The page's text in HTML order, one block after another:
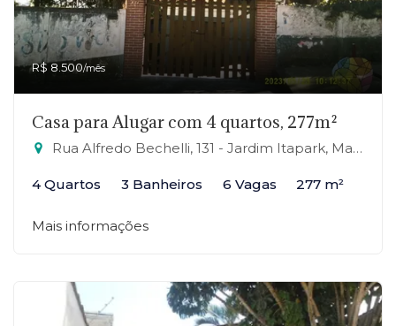
R$ 8.500/mês
Casa para Alugar com 4 quartos, 277m²
Rua Alfredo Bechelli, 131 - Jardim Itapark, Mauá-SP
4 Quartos 3 Banheiros 6 Vagas 277 m²
Mais informações